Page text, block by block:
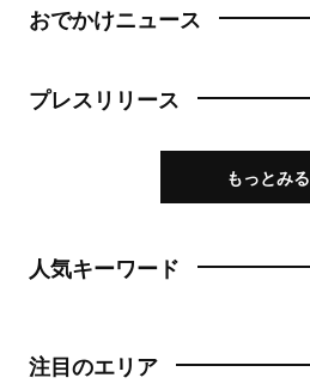
おでかけニュース
プレスリリース
もっとみる
人気キーワード
注目のエリア